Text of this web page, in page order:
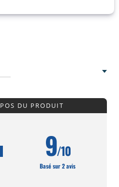
DU PRODUIT
9/10
Basé sur 2 avis